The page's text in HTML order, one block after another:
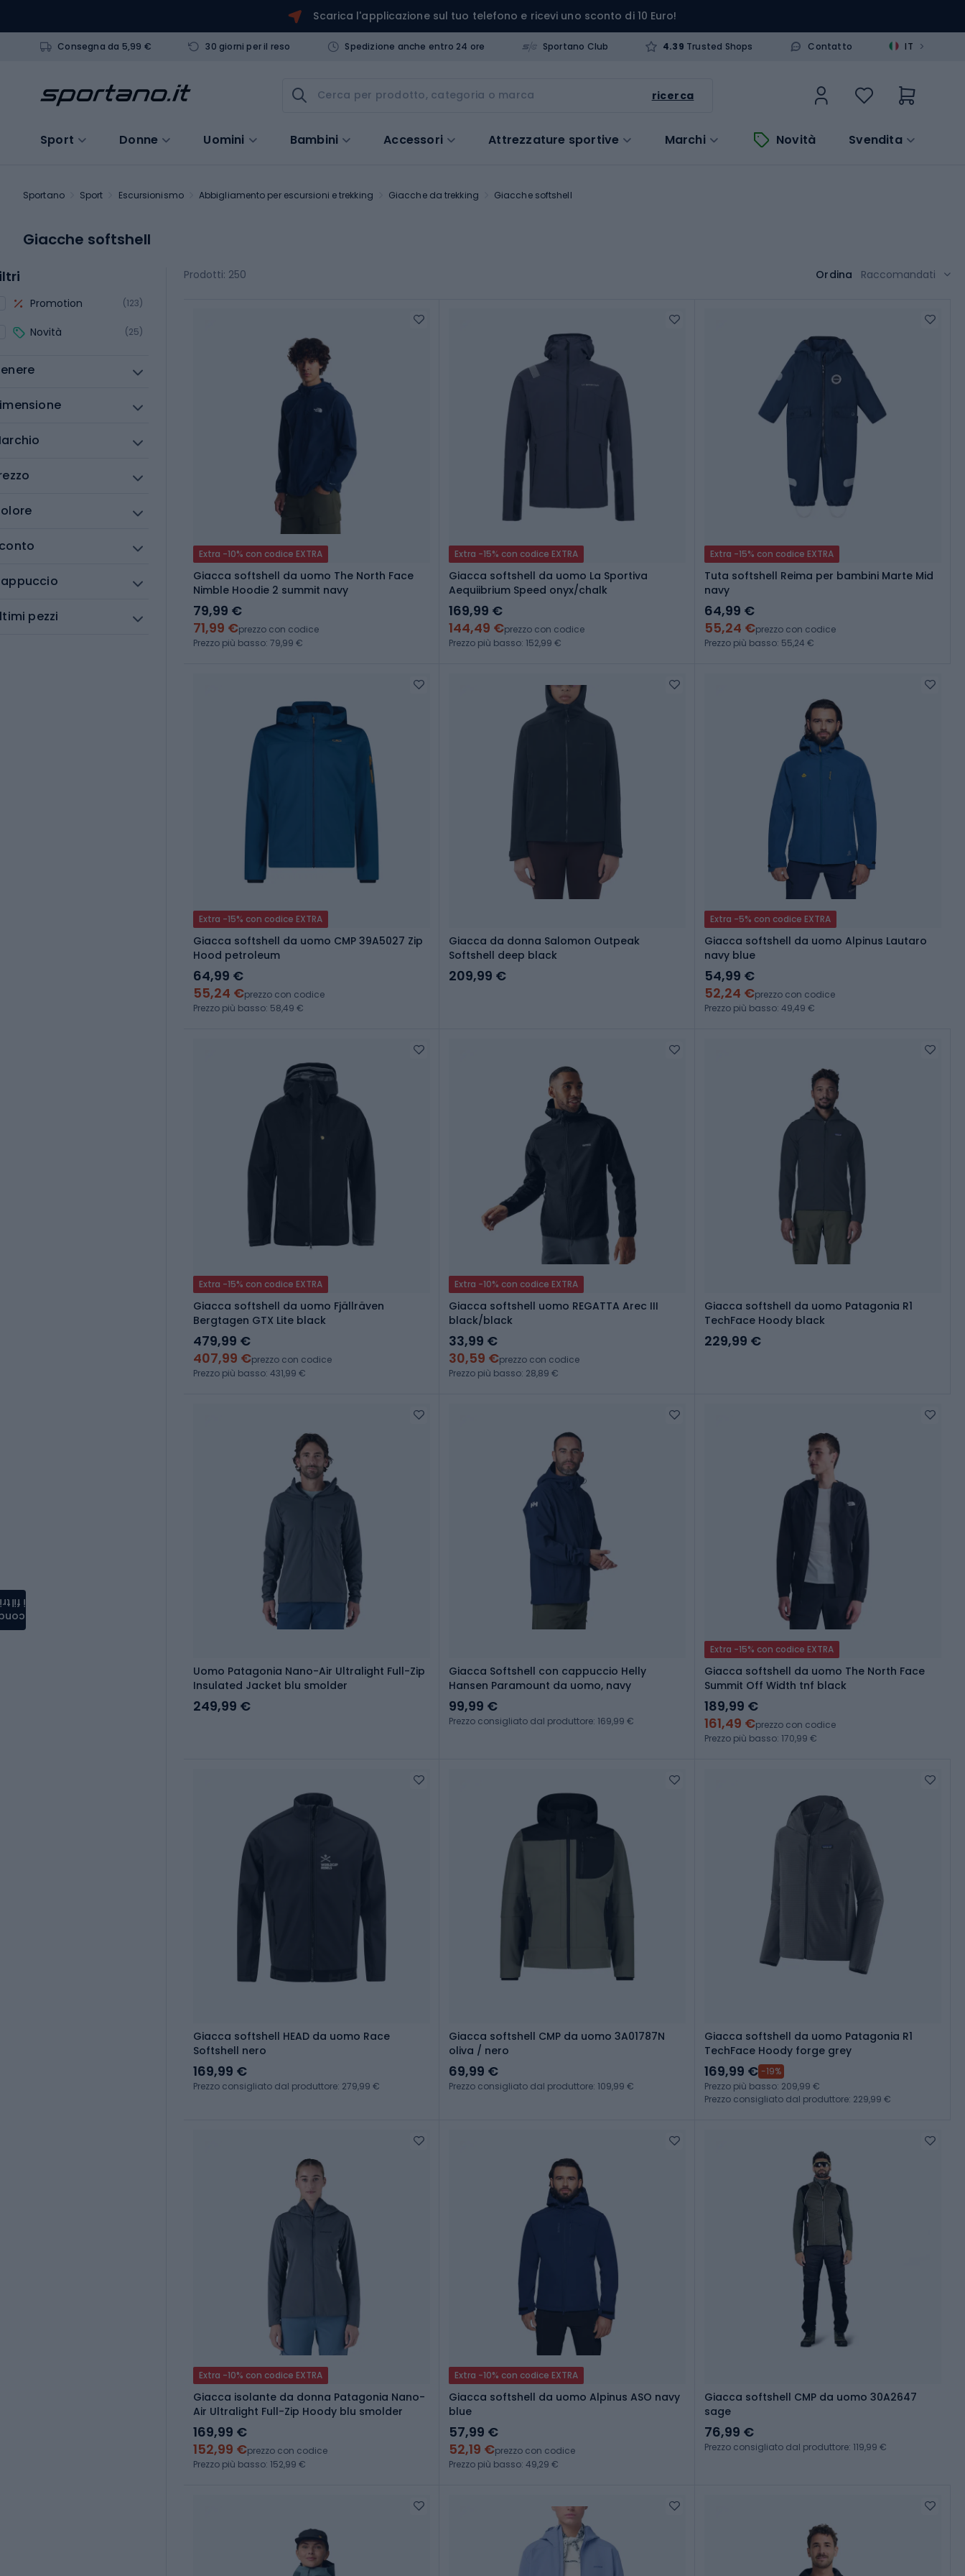
Scarica l'applicazione sul tuo telefono e ricevi uno sconto di 10 Euro!
Consegna da 5,99 € 30 giorni per il reso Spedizione anche entro 24 ore Sportano Club 4.39 Trusted Shops Contatto IT >
ricerca
Sport Donne Uomini Bambini Accessori Attrezzature sportive Marchi Novità Svendita
Sportano Sport Escursionismo Abbigliamento per escursioni e trekking Giacche da trekking Giacche softshell
Giacche softshell
Promotion (123)
Novità (25)
pezzi
Prodotti: 250 Ordina Raccomandati
Extra -10% con codice EXTRA
Giacca softshell da uomo The North Face
Nimble Hoodie 2 summit navy
79,99 €
71,99 €prezzo con codice
Prezzo più basso: 79,99 €
Extra -15% con codice EXTRA
Giacca softshell da uomo La Sportiva
Aequiibrium Speed onyx/chalk
169,99 €
144,49 €prezzo con codice
Prezzo più basso: 152,99 €
Extra -15% con codice EXTRA
Tuta softshell Reima per bambini Marte Mid
navy
64,99 €
55,24 €prezzo con codice
Prezzo più basso: 55,24 €
Extra -15% con codice EXTRA
Giacca softshell da uomo CMP 39A5027 Zip
Hood petroleum
64,99 €
55,24 €prezzo con codice
Prezzo più basso: 58,49 €
Giacca da donna Salomon Outpeak
Softshell deep black
209,99 €
Extra -5% con codice EXTRA
Giacca softshell da uomo Alpinus Lautaro
navy blue
54,99 €
52,24 €prezzo con codice
Prezzo più basso: 49,49 €
Extra -15% con codice EXTRA
Giacca softshell da uomo Fjällräven
Bergtagen GTX Lite black
479,99 €
407,99 €prezzo con codice
Prezzo più basso: 431,99 €
Extra -10% con codice EXTRA
Giacca softshell uomo REGATTA Arec III
black/black
33,99 €
30,59 €prezzo con codice
Prezzo più basso: 28,89 €
Giacca softshell da uomo Patagonia R1
TechFace Hoody black
229,99 €
Uomo Patagonia Nano-Air Ultralight Full-Zip
Insulated Jacket blu smolder
249,99 €
Giacca Softshell con cappuccio Helly
Hansen Paramount da uomo, navy
99,99 €
Prezzo consigliato dal produttore: 169,99 €
Extra -15% con codice EXTRA
Giacca softshell da uomo The North Face
Summit Off Width tnf black
189,99 €
161,49 €prezzo con codice
Prezzo più basso: 170,99 €
Giacca softshell HEAD da uomo Race
Softshell nero
169,99 €
Prezzo consigliato dal produttore: 279,99 €
Giacca softshell CMP da uomo 3A01787N
oliva / nero
69,99 €
Prezzo consigliato dal produttore: 109,99 €
Giacca softshell da uomo Patagonia R1
TechFace Hoody forge grey
169,99 € -19%
Prezzo più basso: 209,99 €
Prezzo consigliato dal produttore: 229,99 €
Extra -10% con codice EXTRA
Giacca isolante da donna Patagonia Nano-
Air Ultralight Full-Zip Hoody blu smolder
169,99 €
152,99 €prezzo con codice
Prezzo più basso: 152,99 €
Extra -10% con codice EXTRA
Giacca softshell da uomo Alpinus ASO navy
blue
57,99 €
52,19 €prezzo con codice
Prezzo più basso: 49,29 €
Giacca softshell CMP da uomo 30A2647
sage
76,99 €
Prezzo consigliato dal produttore: 119,99 €
i filtri